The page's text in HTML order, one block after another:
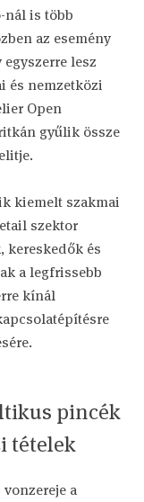
nál is több
az esemény
lesz
és nemzetközi
Open
gyűlik össze
kiemelt szakmai
szektor
és
a legfrissebb
kínál
pincék
tételek
a